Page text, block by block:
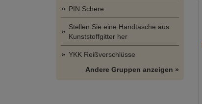
PIN Schere
Stellen Sie eine Handtasche aus
Kunststoffgitter her
YKK Reißverschlüsse
Andere Gruppen anzeigen »